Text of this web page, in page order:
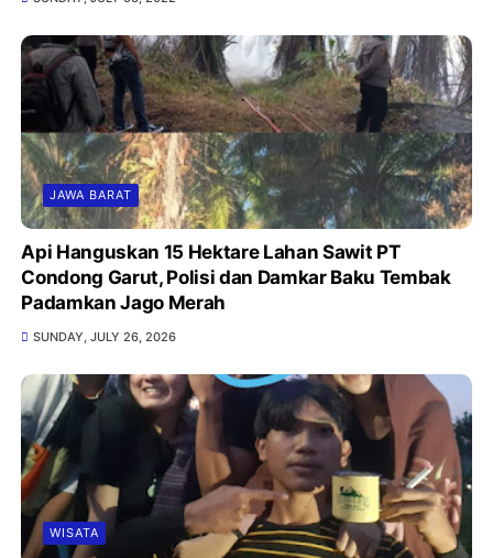
JAWA BARAT
Api Hanguskan 15 Hektare Lahan Sawit PT
Condong Garut, Polisi dan Damkar Baku Tembak
Padamkan Jago Merah
SUNDAY, JULY 26, 2026
WISATA